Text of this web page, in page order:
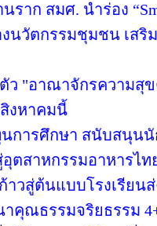
าก สมศ. นำร่อง
นวัตกรรมชุมชน เส
ตัว "อาณาจักรความ
งหาคมนี้
การศึกษา สนับสนุนนั
ตสาหกรรมอาหารไท
าวสู่ต้นแบบโรงเรียน
คุณธรรมจริยธรรม